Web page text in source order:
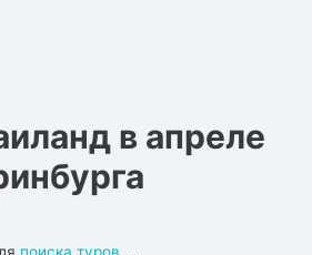
в апреле